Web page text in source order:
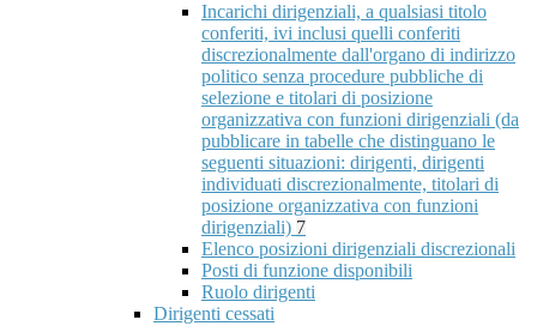
Incarichi dirigenziali, a qualsiasi titolo
conferiti, ivi inclusi quelli conferiti
discrezionalmente dall'organo di indirizzo
politico senza procedure pubbliche di
selezione e titolari di posizione
organizzativa con funzioni dirigenziali (da
pubblicare in tabelle che distinguano le
seguenti situazioni: dirigenti, dirigenti
individuati discrezionalmente, titolari di
posizione organizzativa con funzioni
dirigenziali) 7
Elenco posizioni dirigenziali discrezionali
Posti di funzione disponibili
Ruolo dirigenti
Dirigenti cessati